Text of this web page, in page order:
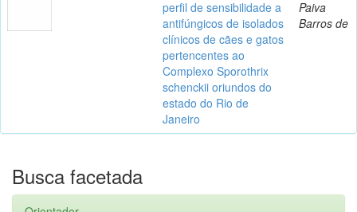
perfil de sensibilidade a
antifúngicos de isolados
clínicos de cães e gatos
pertencentes ao
Complexo Sporothrix
schenckii oriundos do
estado do Rio de
Janeiro
Paiva
Barros de
Busca facetada